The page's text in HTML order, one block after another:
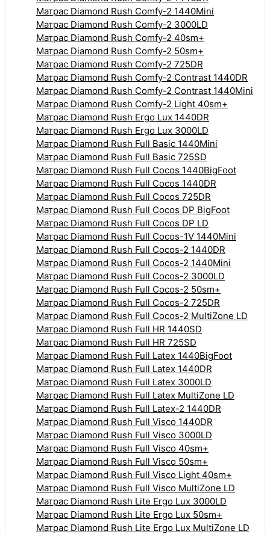
Матрас Diamond Rush Comfy-2 1440Mini
Матрас Diamond Rush Comfy-2 3000LD
Матрас Diamond Rush Comfy-2 40sm+
Матрас Diamond Rush Comfy-2 50sm+
Матрас Diamond Rush Comfy-2 725DR
Матрас Diamond Rush Comfy-2 Contrast 1440DR
Матрас Diamond Rush Comfy-2 Contrast 1440Mini
Матрас Diamond Rush Comfy-2 Light 40sm+
Матрас Diamond Rush Ergo Lux 1440DR
Матрас Diamond Rush Ergo Lux 3000LD
Матрас Diamond Rush Full Basic 1440Mini
Матрас Diamond Rush Full Basic 725SD
Матрас Diamond Rush Full Cocos 1440BigFoot
Матрас Diamond Rush Full Cocos 1440DR
Матрас Diamond Rush Full Cocos 725DR
Матрас Diamond Rush Full Cocos DP BigFoot
Матрас Diamond Rush Full Cocos DP LD
Матрас Diamond Rush Full Cocos-1V 1440Mini
Матрас Diamond Rush Full Cocos-2 1440DR
Матрас Diamond Rush Full Cocos-2 1440Mini
Матрас Diamond Rush Full Cocos-2 3000LD
Матрас Diamond Rush Full Cocos-2 50sm+
Матрас Diamond Rush Full Cocos-2 725DR
Матрас Diamond Rush Full Cocos-2 MultiZone LD
Матрас Diamond Rush Full HR 1440SD
Матрас Diamond Rush Full HR 725SD
Матрас Diamond Rush Full Latex 1440BigFoot
Матрас Diamond Rush Full Latex 1440DR
Матрас Diamond Rush Full Latex 3000LD
Матрас Diamond Rush Full Latex MultiZone LD
Матрас Diamond Rush Full Latex-2 1440DR
Матрас Diamond Rush Full Visco 1440DR
Матрас Diamond Rush Full Visco 3000LD
Матрас Diamond Rush Full Visco 40sm+
Матрас Diamond Rush Full Visco 50sm+
Матрас Diamond Rush Full Visco Light 40sm+
Матрас Diamond Rush Full Visco MultiZone LD
Матрас Diamond Rush Lite Ergo Lux 3000LD
Матрас Diamond Rush Lite Ergo Lux 50sm+
Матрас Diamond Rush Lite Ergo Lux MultiZone LD